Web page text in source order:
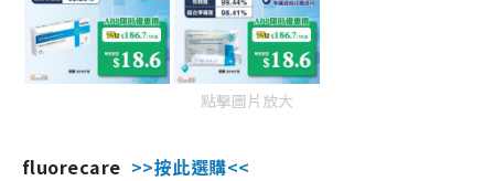
點擊圖片放大
fluorecare >>按此選購<<